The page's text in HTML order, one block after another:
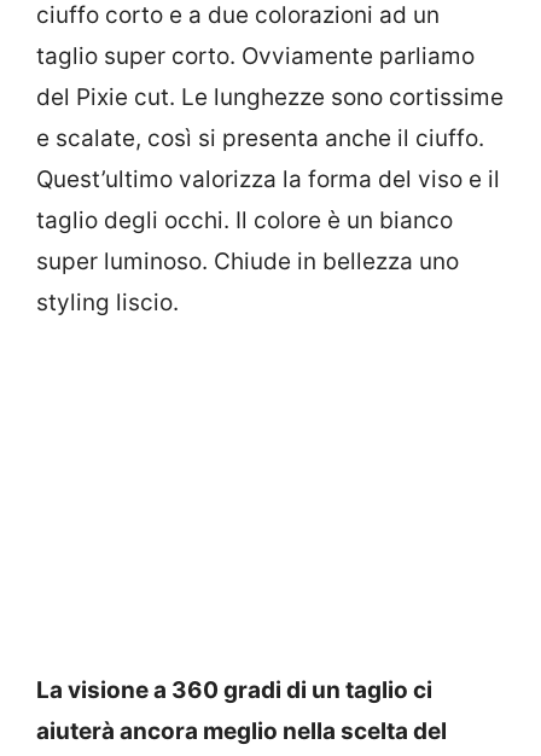
ciuffo corto e a due colorazioni ad un
taglio super corto. Ovviamente parliamo
del Pixie cut. Le lunghezze sono cortissime
e scalate, così si presenta anche il ciuffo.
Quest’ultimo valorizza la forma del viso e il
taglio degli occhi. Il colore è un bianco
super luminoso. Chiude in bellezza uno
styling liscio.
La visione a 360 gradi di un taglio ci
aiuterà ancora meglio nella scelta del